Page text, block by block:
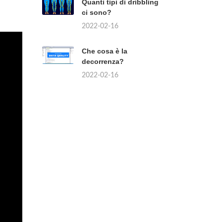
Quanti tipi di dribbling
ci sono?
2022-02-16
Che cosa è la
decorrenza?
2022-02-16